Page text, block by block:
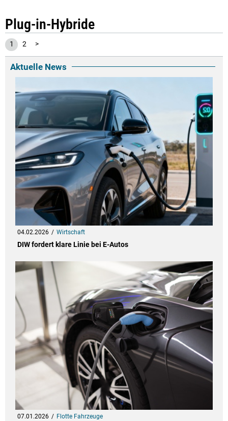
Plug-in-Hybride
1 2 >
Aktuelle News
04.02.2026 Wirtschaft
DIW fordert klare Linie bei E-Autos
07.01.2026 Flotte Fahrzeuge